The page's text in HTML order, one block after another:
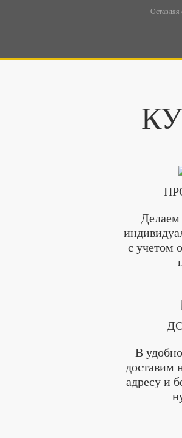
Оставляя
Делаем
с учетом
В
доставим
адресу и